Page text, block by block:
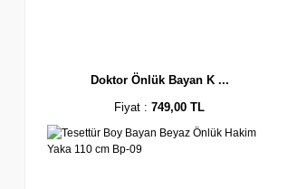
Doktor Önlük Bayan K ...
Fiyat :749,00 TL